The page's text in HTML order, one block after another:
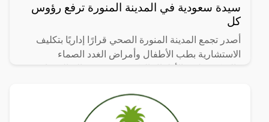
سيدة سعودية في المدينة المنورة ترفع رؤوس
كل
أصدر تجمع المدينة المنورة الصحي قرارًا إداريًا بتكليف
الاستشارية بطب الأطفال وأمراض الغدد الصماء